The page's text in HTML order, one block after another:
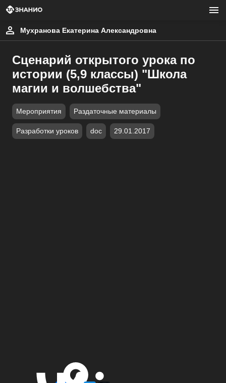
Мухранова Екатерина Александровна
Сценарий открытого урока по
истории (5,9 классы) "Школа
магии и волшебства"
Мероприятия Раздаточные материалы
Разработки уроков doc 29.01.2017